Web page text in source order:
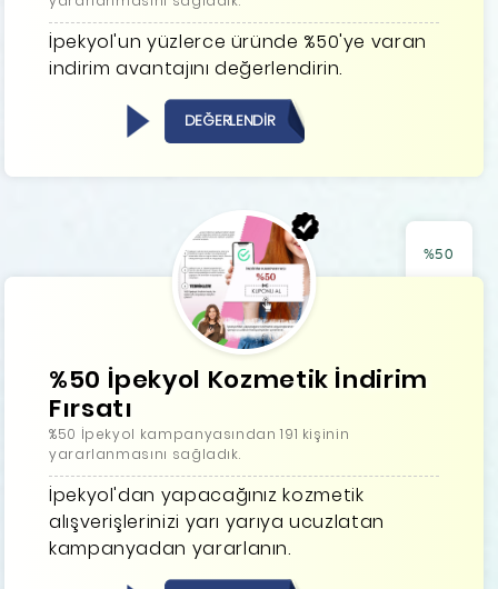
İpekyol'un yüzlerce üründe %50'ye varan
indirim avantajını değerlendirin.
DEĞERLENDİR
%50
%50 İpekyol Kozmetik İndirim
Fırsatı
%50 İpekyol kampanyasından 191 kişinin
yararlanmasını sağladık.
İpekyol'dan yapacağınız kozmetik
alışverişlerinizi yarı yarıya ucuzlatan
kampanyadan yararlanın.